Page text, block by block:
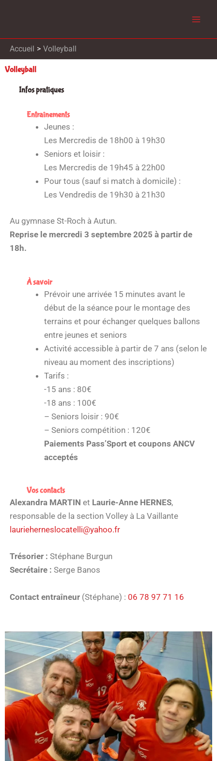
Accueil Volleyball
Volleyball
Infos pratiques
Entraînements
Jeunes :
Les Mercredis de 18h00 à 19h30
Seniors et loisir :
Les Mercredis de 19h45 à 22h00
Pour tous (sauf si match à domicile) :
Les Vendredis de 19h30 à 21h30
Au gymnase St-Roch à Autun.
Reprise le mercredi 3 septembre 2025 à partir de
18h.
À savoir
Prévoir une arrivée 15 minutes avant le
début de la séance pour le montage des
terrains et pour échanger quelques ballons
entre jeunes et seniors
Activité accessible à partir de 7 ans (selon le
niveau au moment des inscriptions)
Tarifs :
-15 ans : 80€
-18 ans : 100€
– Seniors loisir : 90€
– Seniors compétition : 120€
Paiements Pass’Sport et coupons ANCV
acceptés
Vos contacts
Alexandra MARTIN et Laurie-Anne HERNES,
responsable de la section Volley à La Vaillante
laurieherneslocatelli@yahoo.fr
Trésorier : Stéphane Burgun
Secrétaire : Serge Banos
Contact entraîneur (Stéphane) : 06 78 97 71 16